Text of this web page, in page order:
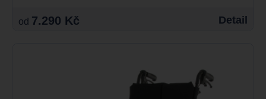
od 7.290 Kč Detail